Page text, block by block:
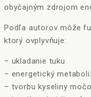
obyčajným zdrojom
Podľa autorov môže
ktorý ovplyvňuje:
– ukladanie tuku
– energetický
– tvorbu kyseliny